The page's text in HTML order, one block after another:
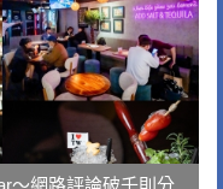
～網路評論破千則分